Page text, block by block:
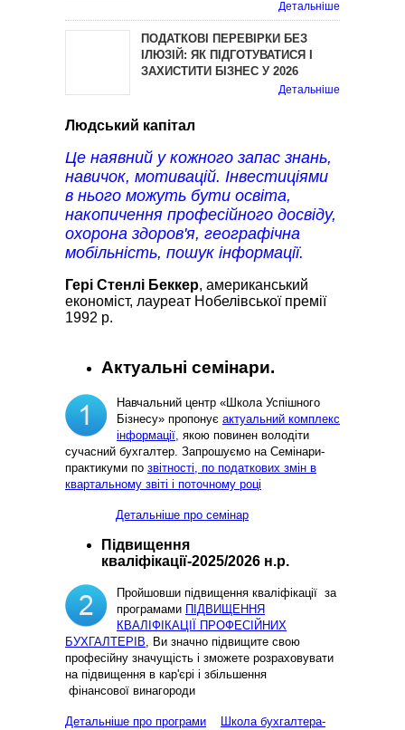
Детальніше
ПОДАТКОВІ ПЕРЕВІРКИ БЕЗ
ІЛЮЗІЙ: ЯК ПІДГОТУВАТИСЯ І
ЗАХИСТИТИ БІЗНЕС У 2026
Детальніше
Людський капітал
Це наявний у кожного запас знань,
навичок, мотивацій. Інвестиціями
в нього можуть бути освіта,
накопичення професійного досвіду,
охорона здоров'я, географічна
мобільність, пошук інформації.
Гері Стенлі Беккер, американський
економіст, лауреат Нобелівської премії
1992 р.
Актуальні семінари.
Навчальний центр «Школа Успішного
Бізнесу» пропонує актуальний комплекс
інформації, якою повинен володіти
сучасний бухгалтер. Запрошуємо на Семінари-
практикуми по звітності, по податкових змін в
квартальному звіті і поточному році
Детальніше про семінар
Підвищення
кваліфікації-2025/2026 н.р.
Пройшовши підвищення кваліфікації за
програмами ПІДВИЩЕННЯ
КВАЛІФІКАЦІЇ ПРОФЕСІЙНИХ
БУХГАЛТЕРІВ, Ви значно підвищите свою
професійну значущість і зможете розраховувати
на підвищення в кар'єрі і збільшення
фінансової винагороди
Детальніше про програми
Школа бухгалтера-